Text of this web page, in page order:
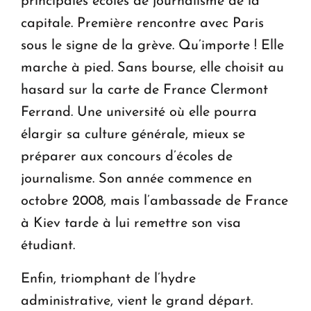
capitale. Première rencontre avec Paris
sous le signe de la grève. Qu’importe ! Elle
marche à pied. Sans bourse, elle choisit au
hasard sur la carte de France Clermont
Ferrand. Une université où elle pourra
élargir sa culture générale, mieux se
préparer aux concours d’écoles de
journalisme. Son année commence en
octobre 2008, mais l’ambassade de France
à Kiev tarde à lui remettre son visa
étudiant.
Enfin, triomphant de l’hydre
administrative, vient le grand départ.